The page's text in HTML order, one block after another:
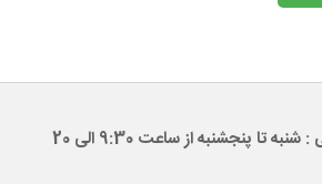
تا پنجشنبه از ساعت 9:30 الی 20